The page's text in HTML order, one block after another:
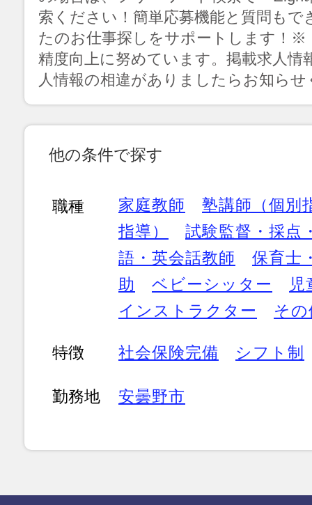
索ください！簡単応募機能と質問も
たのお仕事探しをサポートします！※
精度向上に努めています。掲載求人情
人情報の相違がありましたらお知ら
他の条件で探す
職種 家庭教師
塾講師（個別
指導）
試験監督・採点
語・英会話教師
保育士
助
ベビーシッター
児
インストラクター
そ
特徴 社会保険完備 シフト制
勤務地 安曇野市